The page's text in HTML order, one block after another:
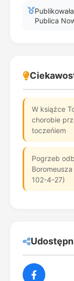
Publica
W książce
chorobie
toczeńiem
Pogrzeb
102-4-27)